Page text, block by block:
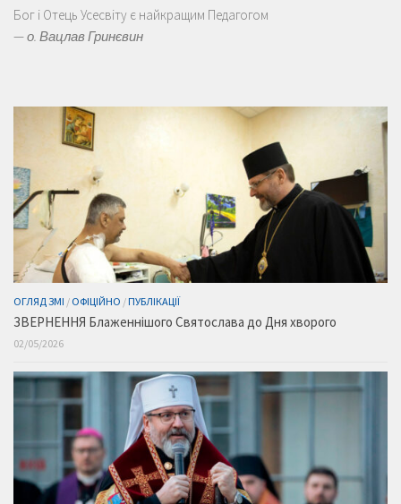
Бог і Отець Усесвіту є найкращим Педагогом
—о. Вацлав Гринєвин
ОГЛЯД ЗМІ / ОФІЦІЙНО /ПУБЛІКАЦІЇ
ЗВЕРНЕННЯ Блаженнішого Святослава до Дня хворого
02/05/2026